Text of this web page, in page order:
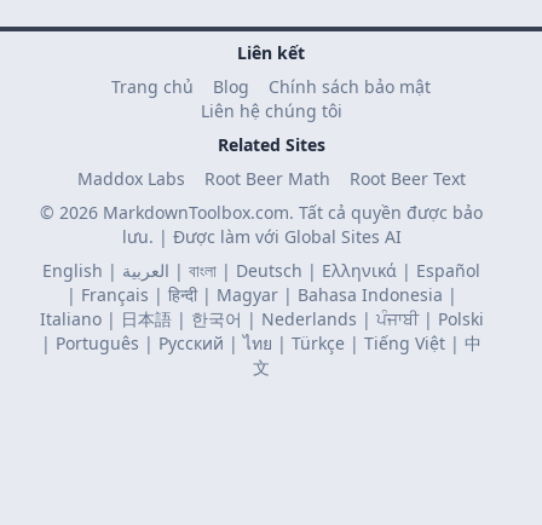
Liên kết
Trang chủ
Blog
Chính sách bảo mật
Liên hệ chúng tôi
Related Sites
Maddox Labs
Root Beer Math
Root Beer Text
© 2026 MarkdownToolbox.com. Tất cả quyền được bảo
lưu. | Được làm với Global Sites AI
English | العربية | বাংলা | Deutsch | Ελληνικά | Español
| Français | हिन्दी| Magyar| Bahasa Indonesia |
Italiano| 日本語| 한국어 | Nederlands | ਪੰਜਾਬੀ| Polski
| Português | Русский |ไทย | Türkçe | Tiếng Việt | 中
文